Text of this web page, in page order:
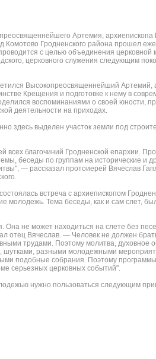
еннейшего Артемия, архиепископа
Гродненского района прошел
с целью объединения
церковного служения следующим
Высокопреосвященнейший Артемий,
Крещения и подготовке к нему в
воспоминаниями о своей юности,
ой деятельности на приходах.
здесь выделен участок земли под
всех благочиний Гродненской епархии.
беседы по группам на исторические и
— рассказал протоиерей Вячеслав
встреча с архиепископом
молодежь. Тема беседы, как и сам слет,
Она не может находиться на слете без
отец Вячеслав. — Человек не должен
трудами. Поэтому молитва, духовное
шутками, разными молодежными
подобные собрания. Поэтому
серьезных церковных событий".
нужно пользоваться следующим